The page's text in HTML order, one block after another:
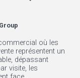
où les
représentent un
dépassant
visite, les